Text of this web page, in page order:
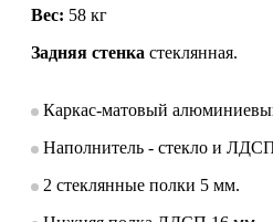
Вес: 58 кг
Задняя стенка стеклянная.
Каркас-матовый
Наполнитель - стекло и
2 стеклянные полки 5 мм.